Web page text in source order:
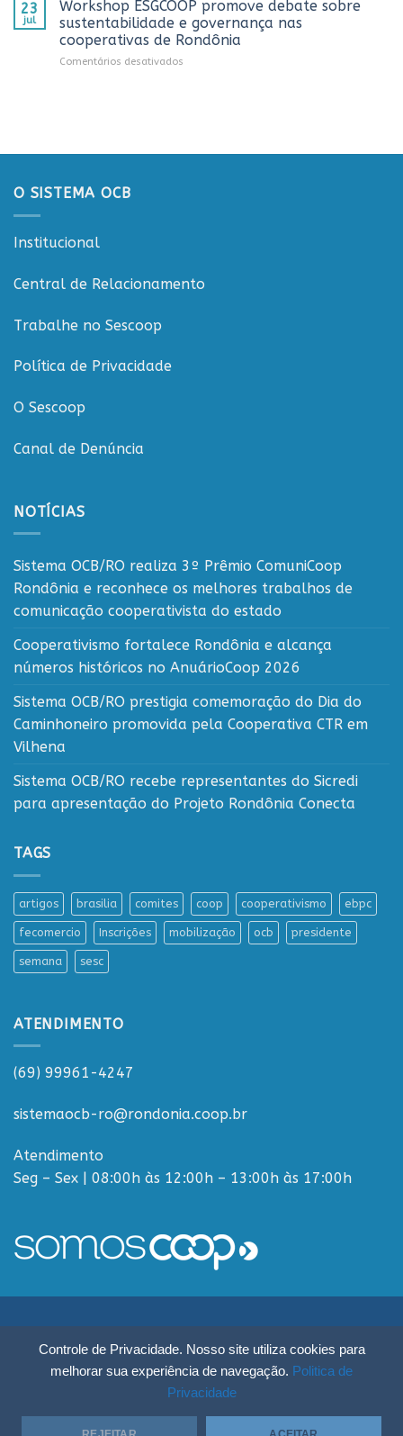
Controle de Privacidade. Nosso site utiliza cookies para
melhorar sua experiência de navegação. Politica de
Privacidade
promovida
pela
Cooperativa
recebe
representantes
do
Conecta
23
jul
Workshop ESGCOOP promove debate sobre
sustentabilidade e governança nas
cooperativas de Rondônia
Comentários desativados
sustentabilidade
O SISTEMA OCB
Institucional
Central de Relacionamento
Trabalhe no Sescoop
Política de Privacidade
O Sescoop
Canal de Denúncia
NOTÍCIAS
Sistema OCB/RO realiza 3º Prêmio ComuniCoop
Rondônia e reconhece os melhores trabalhos de
comunicação cooperativista do estado
Cooperativismo fortalece Rondônia e alcança
números históricos no AnuárioCoop 2026
Sistema OCB/RO prestigia comemoração do Dia do
Caminhoneiro promovida pela Cooperativa CTR em
Vilhena
Sistema OCB/RO recebe representantes do Sicredi
para apresentação do Projeto Rondônia Conecta
TAGS
artigos brasilia comites coop cooperativismo ebpc
fecomercio Inscrições mobilização ocb presidente
semana sesc
ATENDIMENTO
(69) 99961-4247
sistemaocb-ro@rondonia.coop.br
Atendimento
Seg – Sex | 08:00h às 12:00h – 13:00h às 17:00h
Sistema OCB Rondônia © Todos os Direitos Reservados - R. Paulo
Macalão, 4675 - Flodoaldo Pontes Pinto, Porto Velho - RO, 76820-454